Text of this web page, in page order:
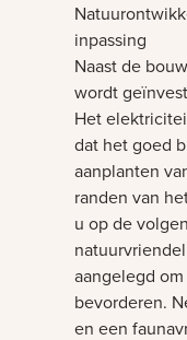
inpassing
Naast de
wordt
Het
dat het goed
aanplanten
randen van
u op de
aangelegd
bevorderen.
en een